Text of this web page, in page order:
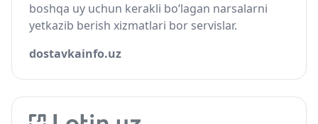
boshqa uy uchun kerakli bo‘lagan narsalarni
yetkazib berish xizmatlari bor servislar.
dostavkainfo.uz